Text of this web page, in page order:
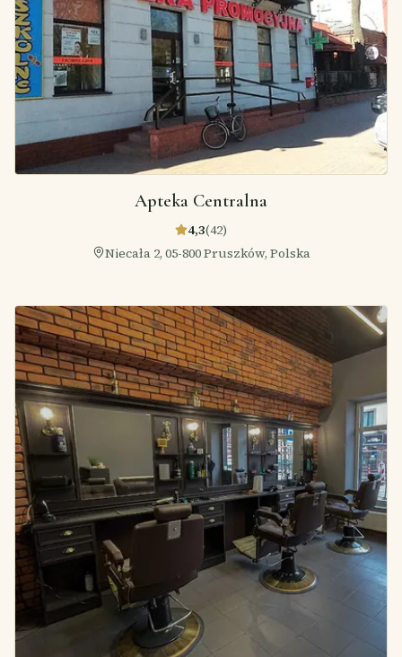
Apteka Centralna
4,3(42)
Niecała 2, 05-800 Pruszków, Polska